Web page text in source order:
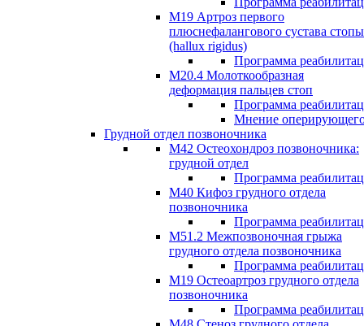
М19 Артроз первого
плюснефалангового сустава стопы
(hallux rigidus)
Программа
М20.4 Молоткообразная
деформация пальцев стоп
Программа
Мнение
Грудной отдел позвоночника
М42 Остеохондроз позвоночника:
грудной отдел
Программа
М40 Кифоз грудного отдела
позвоночника
Программа
M51.2 Межпозвоночная грыжа
грудного отдела позвоночника
Программа
М19 Остеоартроз грудного отдела
позвоночника
Программа